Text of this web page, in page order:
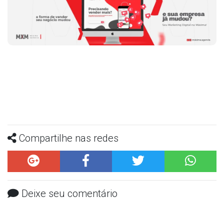
Compartilhe nas redes
Deixe seu comentário